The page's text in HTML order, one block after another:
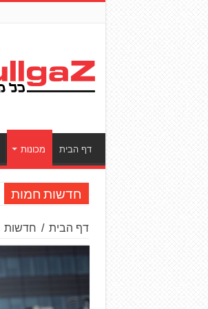
דף הבית מכונות
חדשות חמות
דף הבית / חדשות